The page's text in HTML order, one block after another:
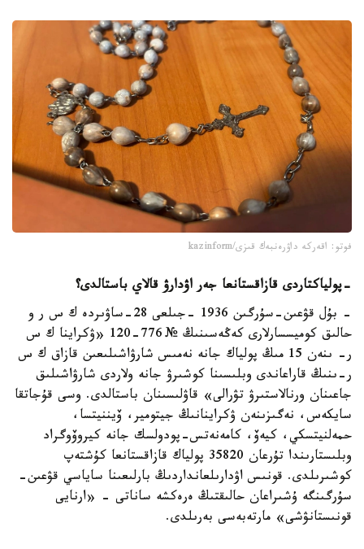
فوتو: اقەركە داۋرەنبەك قىزى/kazinform
-پولياكتاردى قازاقستانعا جەر اۋدارۋ قالاي باستالدى؟
- بۇل قۋعىن-سۇرگىن 1936 -جىلعى 28-ساۋىردە ك س ر و
حالىق كوميسسارلارى كەڭەسىنىڭ № 776-120 «ۋكراينا ك س
ر- ىنەن 15 مىڭ پولياك جانە نەمىس شارۋاشىلىعىن قازاق ك س
ر-ىنىڭ قاراعاندى وبلىسىنا كوشىرۋ جانە ولاردى شارۋاشىلىق
جاعىنان ورنالاستىرۋ تۋرالى» قاۋلىسىنان باستالدى. وسى قۇجاتقا
سايكەس، نەگىزىنەن ۋكراينانىڭ جيتومير، ۆيننيتسا،
حمەلنيتسكي، كيەۆ، كامەنەتس-پودولسك جانە كيروۆوگراد
وبلىستارىندا تۇرعان 35820 پولياك قازاقستانعا كۇشتەپ
كوشىرىلدى. قونىس اۋدارىلعانداردىڭ بارلىعىنا ساياسي قۋعىن-
سۇرگىنگە ۇشىراعان حالىقتىڭ ەرەكشە ساناتى - «ارنايى
قونىستانۋشى» مارتەبەسى بەرىلدى.